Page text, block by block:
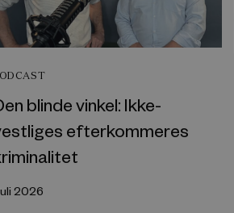
blinde vinkel: Ikke-
efterkommeres
2026